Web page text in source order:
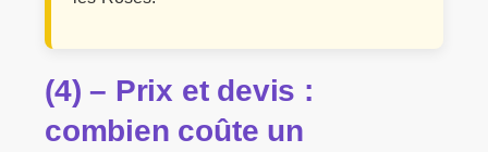
(4) – Prix et devis :
combien coûte un